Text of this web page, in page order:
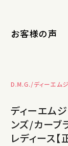
お客様の声
D.M.G./ディーエム
ディーエム
ンズ/カーブ
レディース【